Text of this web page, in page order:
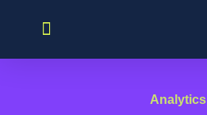
Analytics